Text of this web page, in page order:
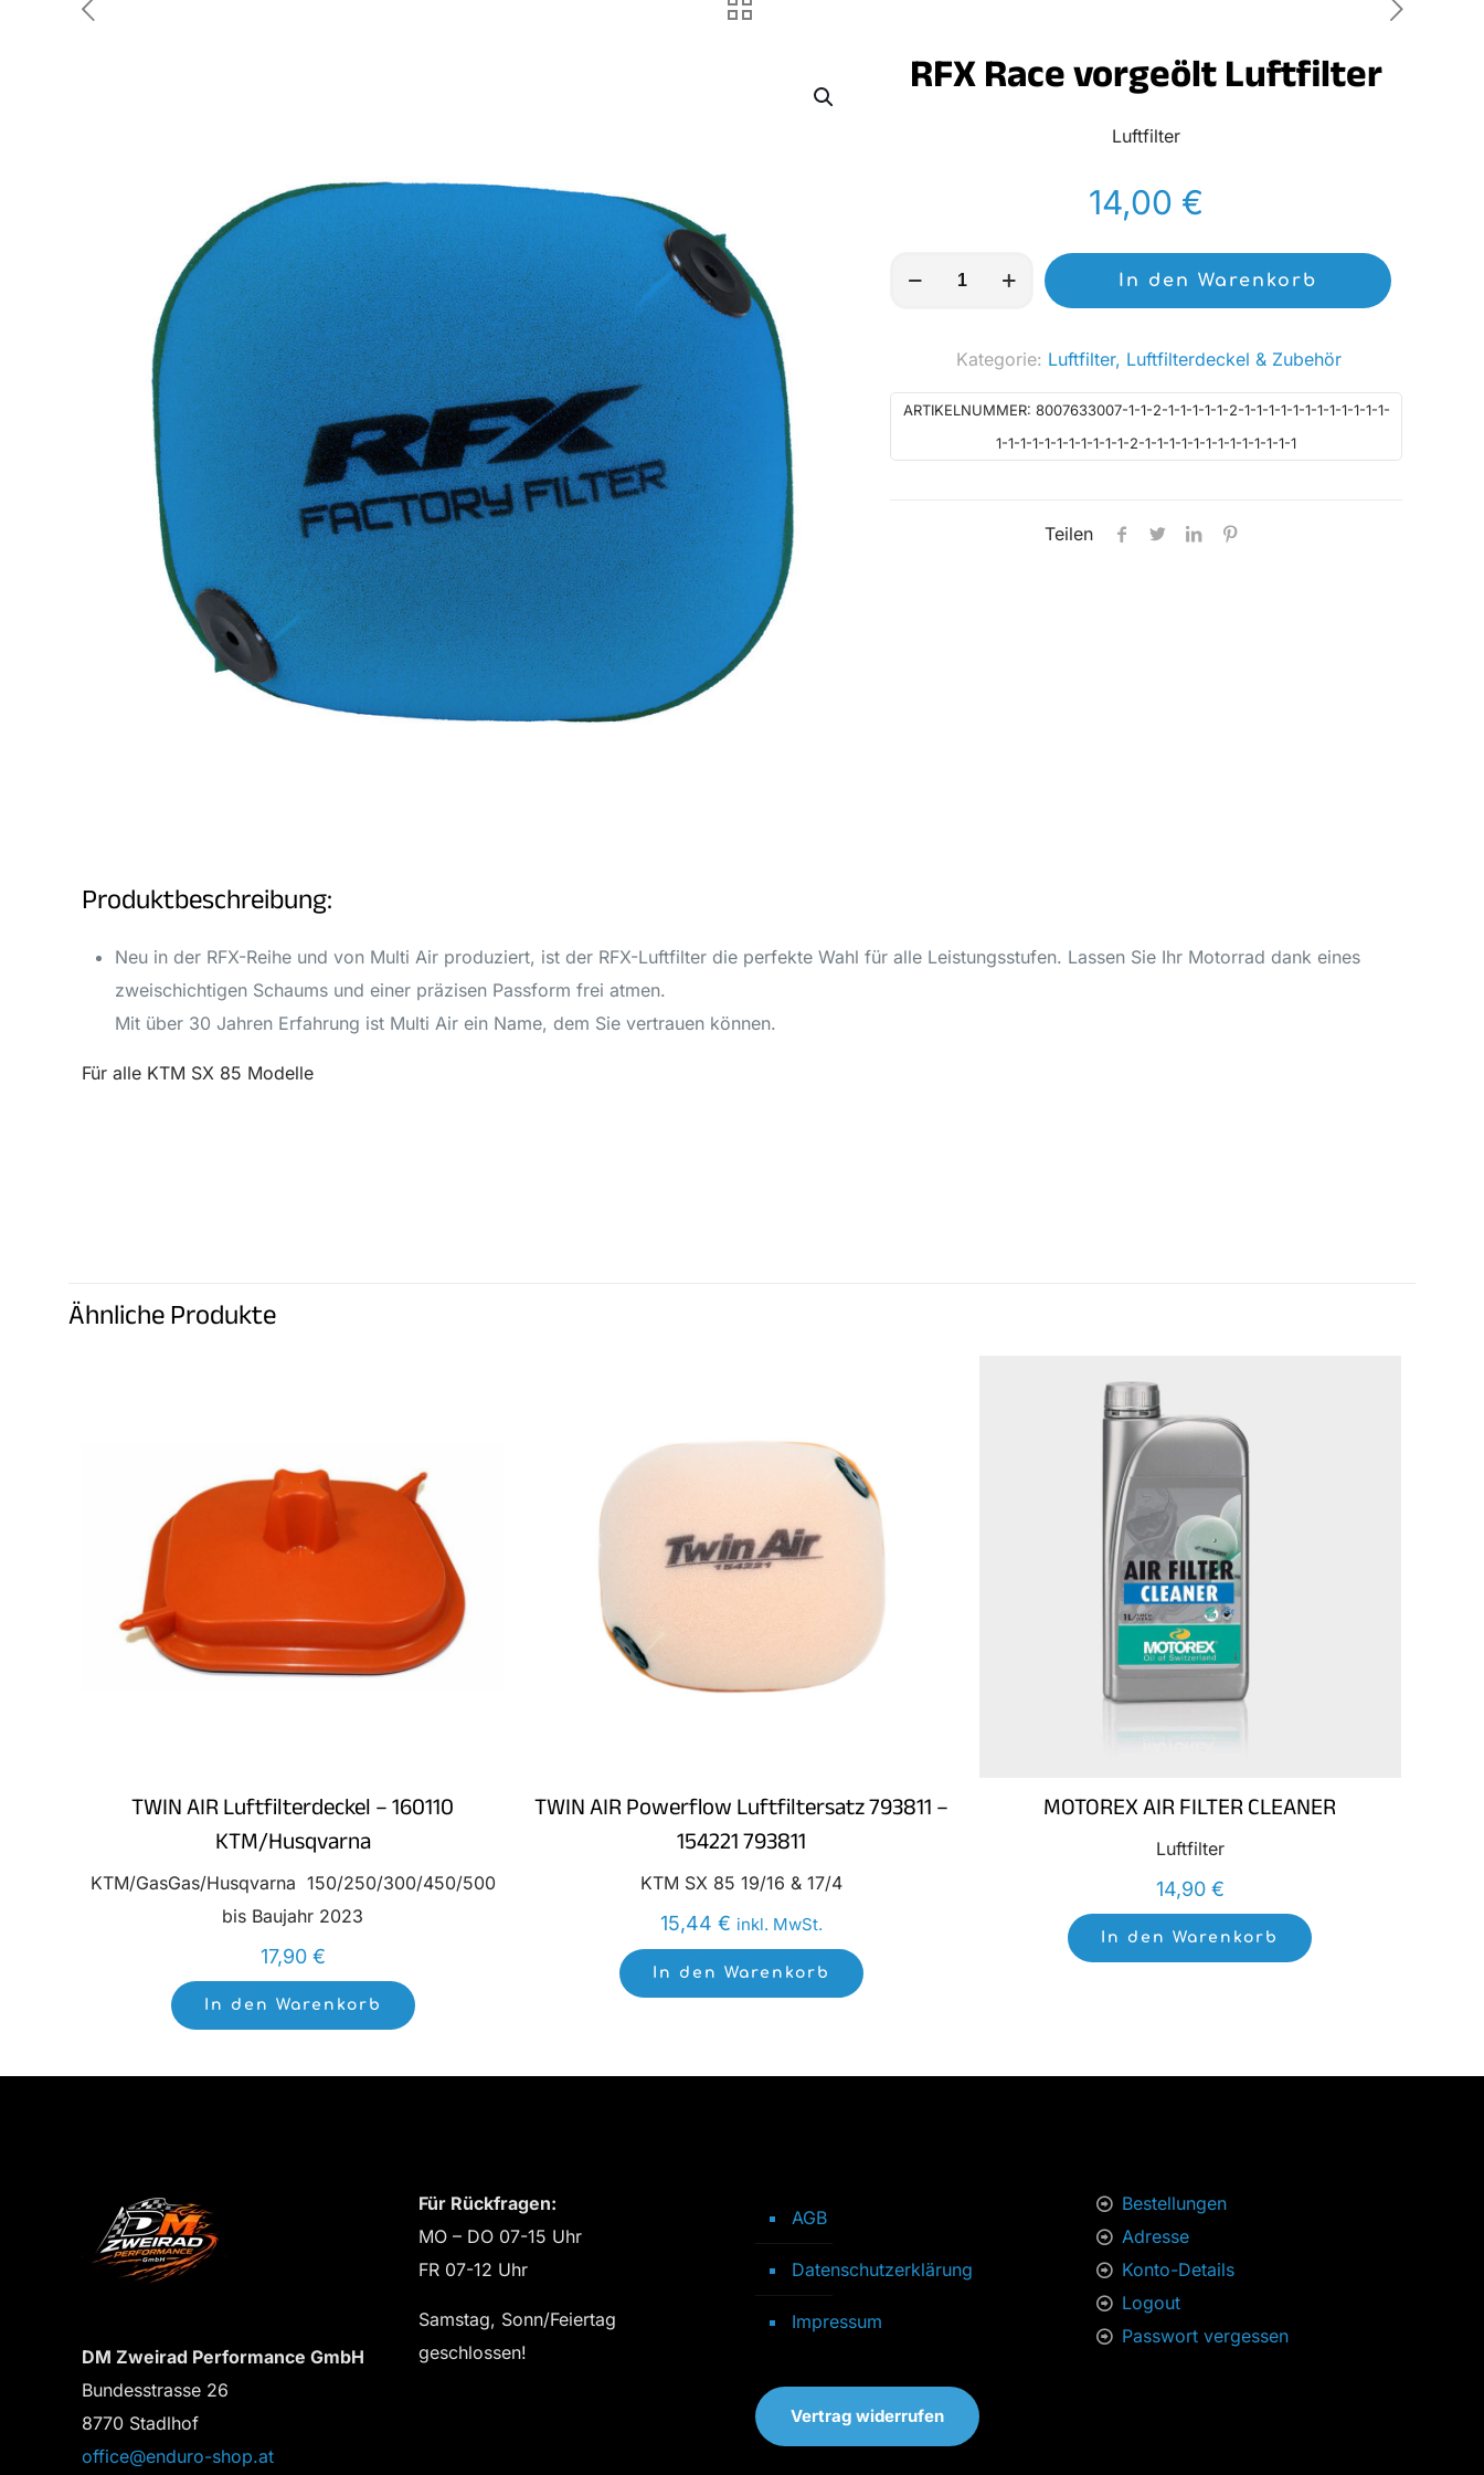
RFX Race vorgeölt Luftfilter
Luftfilter
14,00 €
Luftfilter
Menge
In den Warenkorb
ARTIKELNUMMER: 8007633007-1-1-2-1-1-1-1-1-2-1-1-1-1-1-1-1-1-1-1-1-1-
1-1-1-1-1-1-1-1-1-1-1-2-1-1-1-1-1-1-1-1-1-1-1-1-1
Kategorie: Luftfilter, Luftfilterdeckel & Zubehör
Teilen
Produktbeschreibung:
Neu in der RFX-Reihe und von Multi Air produziert, ist der RFX-Luftfilter die perfekte Wahl für alle Leistungsstufen. Lassen Sie Ihr Motorrad dank eines
zweischichtigen Schaums und einer präzisen Passform frei atmen.
Mit über 30 Jahren Erfahrung ist Multi Air ein Name, dem Sie vertrauen können.
Für alle KTM SX 85 Modelle
Ähnliche Produkte
TWIN AIR Luftfilterdeckel – 160110
KTM/Husqvarna
KTM/GasGas/Husqvarna 150/250/300/450/500
bis Baujahr 2023
17,90 €
In den Warenkorb
TWIN AIR Powerflow Luftfiltersatz 793811 –
154221 793811
KTM SX 85 19/16 & 17/4
15,44 € inkl. MwSt.
In den Warenkorb
MOTOREX AIR FILTER CLEANER
Luftfilter
14,90 €
In den Warenkorb
DM Zweirad Performance GmbH
Bundesstrasse 26
8770 Stadlhof
office@enduro-shop.at
Für Rückfragen:
MO – DO 07-15 Uhr
FR 07-12 Uhr
Samstag, Sonn/Feiertag
geschlossen!
AGB
Datenschutzerklärung
Impressum
Vertrag widerrufen
Bestellungen
Adresse
Konto-Details
Logout
Passwort vergessen